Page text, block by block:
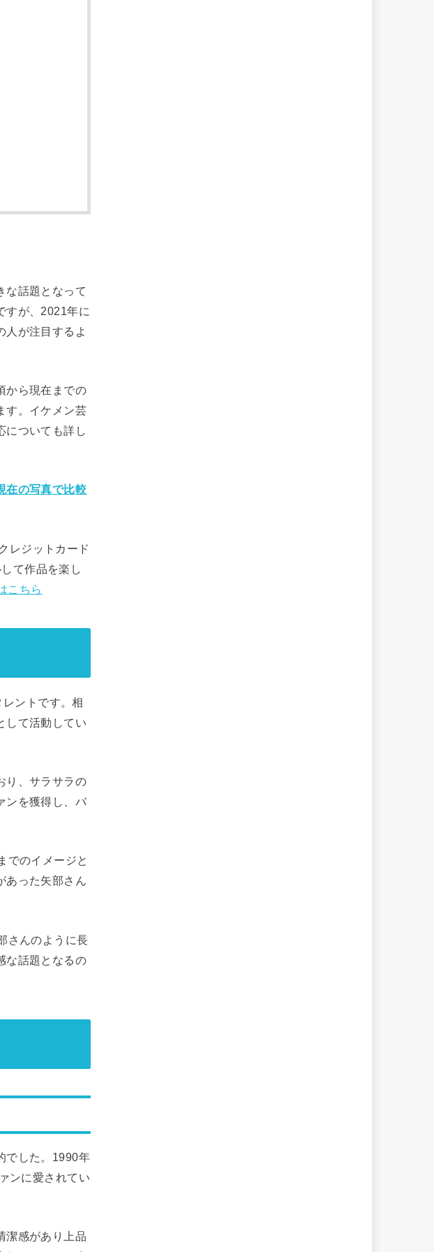
な話題となって
すが、2021年に
人が注目するよ
から現在までの
す。イケメン芸
についても詳し
在の写真で比較
クレジットカード
て作品を楽し
こちら
ントです。相
して活動してい
り、サラサラの
ンを獲得し、バ
でのイメージと
あった矢部さん
さんのように長
な話題となるの
でした。1990年
ンに愛されてい
潔感があり上品